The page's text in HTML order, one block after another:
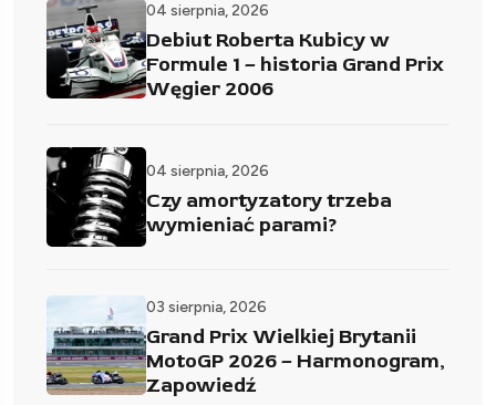
04 sierpnia, 2026
Debiut Roberta Kubicy w
Formule 1 – historia Grand Prix
Węgier 2006
04 sierpnia, 2026
Czy amortyzatory trzeba
wymieniać parami?
03 sierpnia, 2026
Grand Prix Wielkiej Brytanii
MotoGP 2026 – Harmonogram,
Zapowiedź